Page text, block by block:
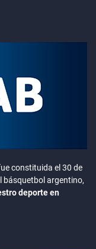
constituida el 30 de
básquetbol argentino,
deporte en